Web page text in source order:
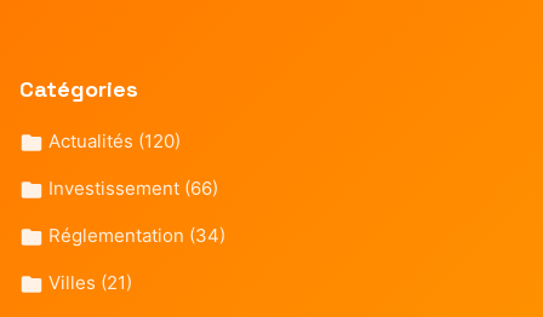
Catégories
Actualités (120)
Investissement (66)
Réglementation (34)
Villes (21)